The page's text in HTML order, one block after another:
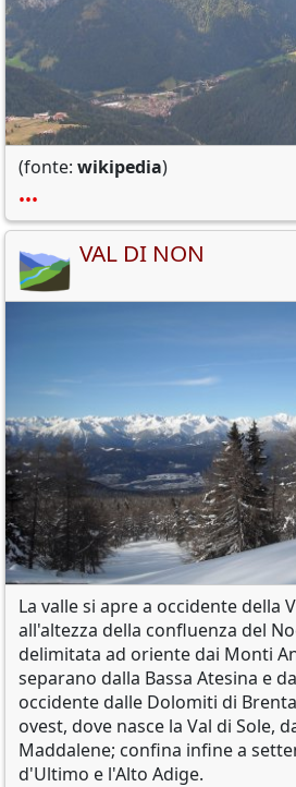
(fonte: wikipedia)
•••
VAL DI NON
La valle si apre a occidente della
all'altezza della confluenza del
delimitata ad oriente dai Monti
separano dalla Bassa Atesina e
occidente dalle Dolomiti di
ovest, dove nasce la Val di Sole,
Maddalene; confina infine a
d'Ultimo e l'Alto Adige.